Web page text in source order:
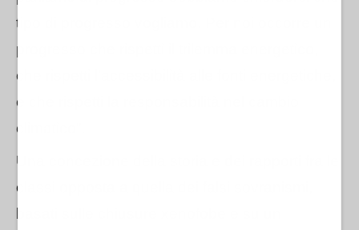
tipo di progresso vogliamo. Per noi occorre un
progresso che rispetti il trilemma energetico,
che rispetti l'accessibilità alle fonti energetiche,
e che rispetti la responsabilità nel cambio
climatico”.
Una concezione della storia e dei rapporti fra le
classi opposta a quella dei falsi sovranismi,